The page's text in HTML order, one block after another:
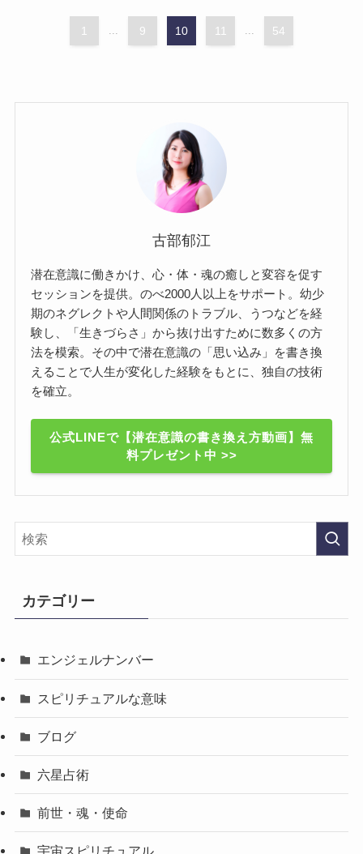
1 9 10 11 54
古部郁江
潜在意識に働きかけ、心・体・魂の癒しと変容を促す
セッションを提供。のべ2000人以上をサポート。幼少
期のネグレクトや人間関係のトラブル、うつなどを経
験し、「生きづらさ」から抜け出すために数多くの方
法を模索。その中で潜在意識の「思い込み」を書き換
えることで人生が変化した経験をもとに、独自の技術
を確立。
公式LINEで【潜在意識の書き換え方動画】無
料プレゼント中 >>
カテゴリー
エンジェルナンバー
スピリチュアルな意味
ブログ
六星占術
前世・魂・使命
宇宙スピリチュアル